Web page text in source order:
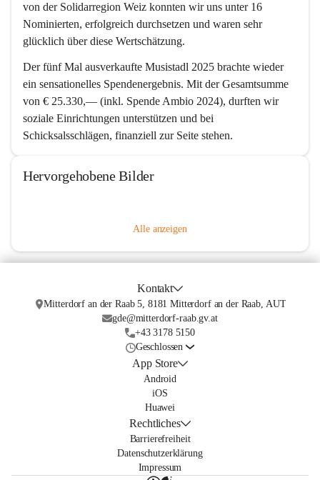
von der Solidarregion Weiz konnten wir uns unter 16
Nominierten, erfolgreich durchsetzen und waren sehr
glücklich über diese Wertschätzung.
Der fünf Mal ausverkaufte Musistadl 2025 brachte wieder
ein sensationelles Spendenergebnis. Mit der Gesamtsumme
von € 25.330,— (inkl. Spende Ambio 2024), durften wir
soziale Einrichtungen unterstützen und bei
Schicksalsschlägen, finanziell zur Seite stehen.
Hervorgehobene Bilder
Alle anzeigen
Kontakt
Mitterdorf an der Raab 5, 8181 Mitterdorf an der Raab, AUT
gde@mitterdorf-raab.gv.at
+43 3178 5150
Geschlossen
App Store
Android
iOS
Huawei
Rechtliches
Barrierefreiheit
Datenschutzerklärung
Impressum